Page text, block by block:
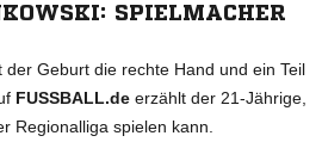
SPIELMACHER
der Geburt die rechte Hand und ein Teil
FUSSBALL.de erzählt der 21-Jährige,
Regionalliga spielen kann.